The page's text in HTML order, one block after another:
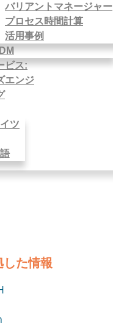
バリアントマネージャー
プロセス時間計算
活用事例
ビス:
エンジ
した情報